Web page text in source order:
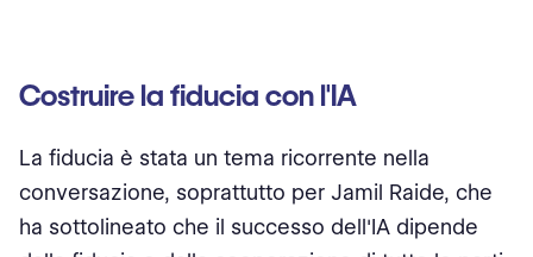
Costruire la fiducia con l'IA
La fiducia è stata un tema ricorrente nella
conversazione, soprattutto per Jamil Raide, che
ha sottolineato che il successo dell'IA dipende